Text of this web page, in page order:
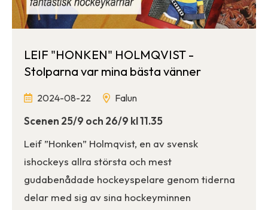
LEIF "HONKEN" HOLMQVIST -
Stolparna var mina bästa vänner
2024-08-22 Falun
Scenen 25/9 och 26/9 kl 11.35
Leif ”Honken” Holmqvist, en av svensk
ishockeys allra största och mest
gudabenådade hockeyspelare genom tiderna
delar med sig av sina hockeyminnen